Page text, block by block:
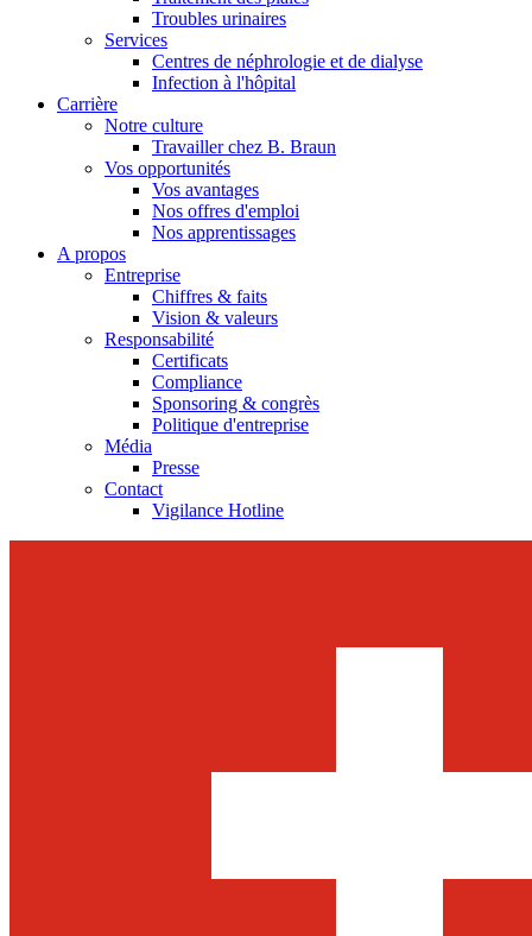
Troubles urinaires
Services
Centres de néphrologie et de dialyse
Infection à l'hôpital
Carrière
Notre culture
Travailler chez B. Braun
Vos opportunités
Vos avantages
Nos offres d'emploi
Nos apprentissages
A propos
Entreprise
Chiffres & faits
Vision & valeurs
Responsabilité
Certificats
Compliance
Sponsoring & congrès
Politique d'entreprise
Média
Presse
Contact
Vigilance Hotline